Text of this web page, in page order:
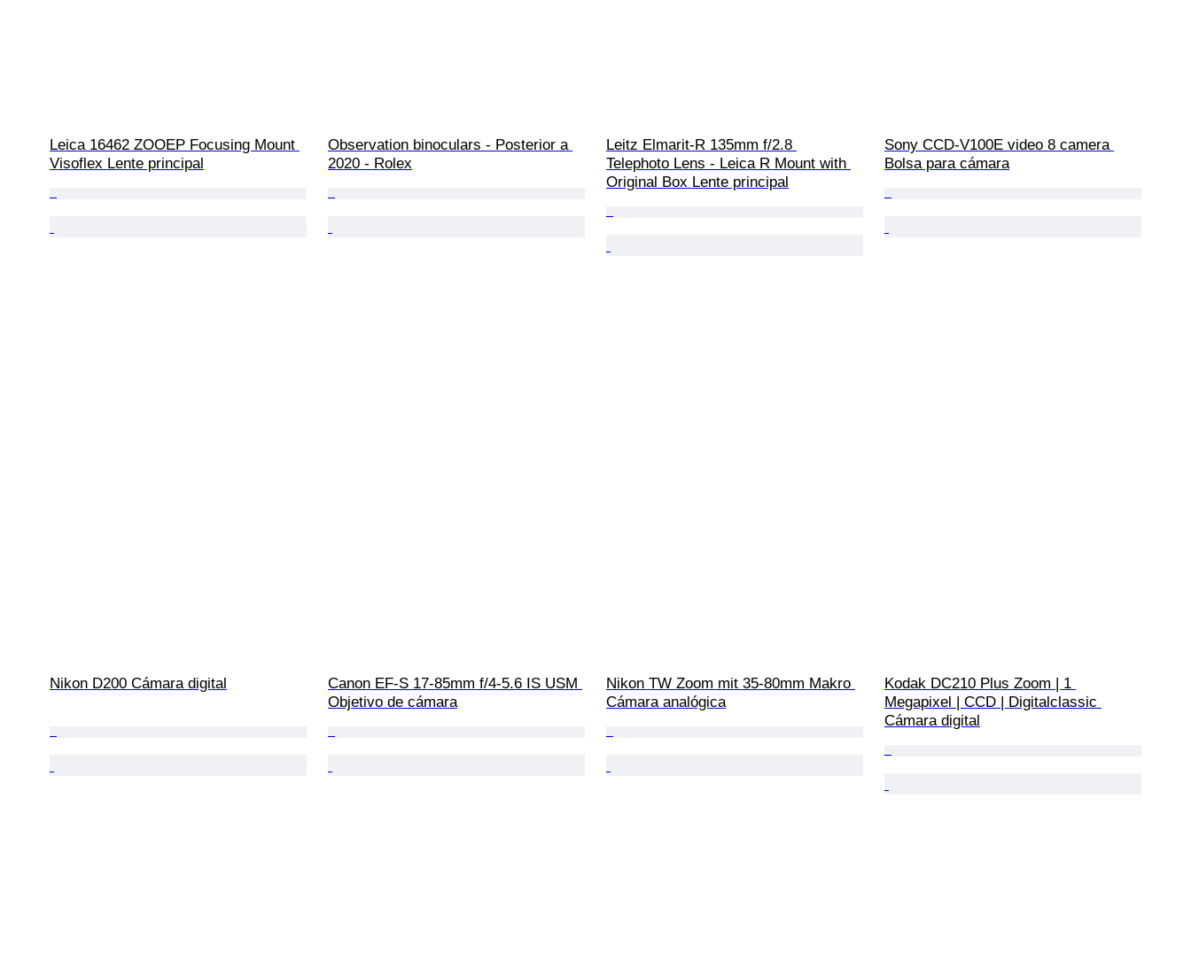
Leica 16462 ZOOEP Focusing Mount
Visoflex Lente principal
Observation binoculars - Posterior a
2020 - Rolex
Leitz Elmarit-R 135mm f/2.8
Telephoto Lens - Leica R Mount with
Original Box Lente principal
Sony CCD-V100E video 8 camera
Bolsa para cámara
Nikon D200 Cámara digital
Canon EF-S 17-85mm f/4-5.6 IS USM
Objetivo de cámara
Nikon TW Zoom mit 35-80mm Makro
Cámara analógica
Kodak DC210 Plus Zoom | 1
Megapixel | CCD | Digitalclassic
Cámara digital